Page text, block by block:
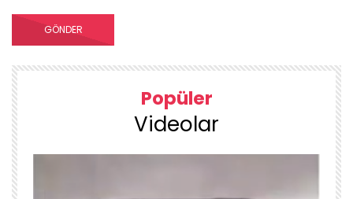
Popüler
Videolar